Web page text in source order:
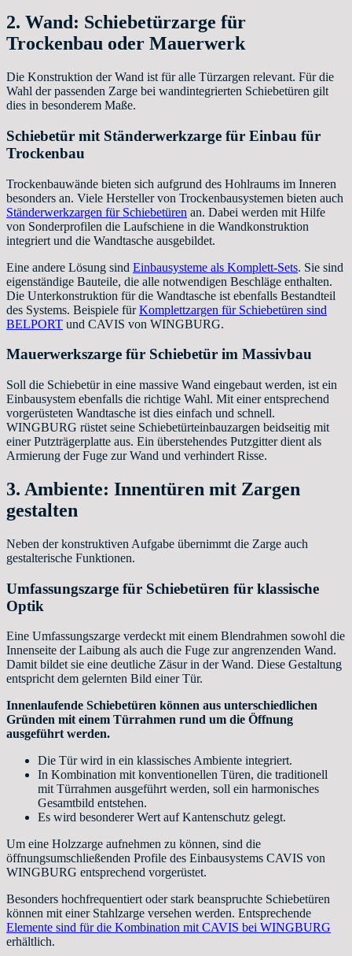
2. Wand: Schiebetürzarge für
Trockenbau oder Mauerwerk
Die Konstruktion der Wand ist für alle Türzargen relevant. Für die
Wahl der passenden Zarge bei wandintegrierten Schiebetüren gilt
dies in besonderem Maße.
Schiebetür mit Ständerwerkzarge für Einbau für
Trockenbau
Trockenbauwände bieten sich aufgrund des Hohlraums im Inneren
besonders an. Viele Hersteller von Trockenbausystemen bieten auch
Ständerwerkzargen für Schiebetüren an. Dabei werden mit Hilfe
von Sonderprofilen die Laufschiene in die Wandkonstruktion
integriert und die Wandtasche ausgebildet.
Eine andere Lösung sind Einbausysteme als Komplett-Sets. Sie sind
eigenständige Bauteile, die alle notwendigen Beschläge enthalten.
Die Unterkonstruktion für die Wandtasche ist ebenfalls Bestandteil
des Systems. Beispiele fürKomplettzargen für Schiebetüren sind
BELPORT und CAVIS von WINGBURG.
Mauerwerkszarge für Schiebetür im Massivbau
Soll die Schiebetür in eine massive Wand eingebaut werden, ist ein
Einbausystem ebenfalls die richtige Wahl. Mit einer entsprechend
vorgerüsteten Wandtasche ist dies einfach und schnell.
WINGBURG rüstet seine Schiebetürteinbauzargen beidseitig mit
einer Putzträgerplatte aus. Ein überstehendes Putzgitter dient als
Armierung der Fuge zur Wand und verhindert Risse.
3. Ambiente: Innentüren mit Zargen
gestalten
Neben der konstruktiven Aufgabe übernimmt die Zarge auch
gestalterische Funktionen.
Umfassungszarge für Schiebetüren für klassische
Optik
Eine Umfassungszarge verdeckt mit einem Blendrahmen sowohl die
Innenseite der Laibung als auch die Fuge zur angrenzenden Wand.
Damit bildet sie eine deutliche Zäsur in der Wand. Diese Gestaltung
entspricht dem gelernten Bild einer Tür.
Innenlaufende Schiebetüren können aus unterschiedlichen
Gründen mit einem Türrahmen rund um die Öffnung
ausgeführt werden.
Die Tür wird in ein klassisches Ambiente integriert.
In Kombination mit konventionellen Türen, die traditionell
mit Türrahmen ausgeführt werden, soll ein harmonisches
Gesamtbild entstehen.
Es wird besonderer Wert auf Kantenschutz gelegt.
Um eine Holzzarge aufnehmen zu können, sind die
öffnungsumschließenden Profile des Einbausystems CAVIS von
WINGBURG entsprechend vorgerüstet.
Besonders hochfrequentiert oder stark beanspruchte Schiebetüren
können mit einer Stahlzarge versehen werden. Entsprechende
Elemente sind für die Kombination mit CAVIS bei WINGBURG
erhältlich.